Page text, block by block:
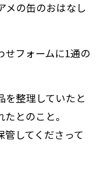
メの缶のおはなし
せフォームに1通の
を整理していたと
とのこと。
してくださって